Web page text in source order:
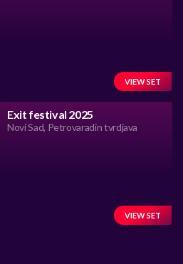
VIEW SET
Exit festival 2025
Novi Sad, Petrovaradin tvrdjava
VIEW SET